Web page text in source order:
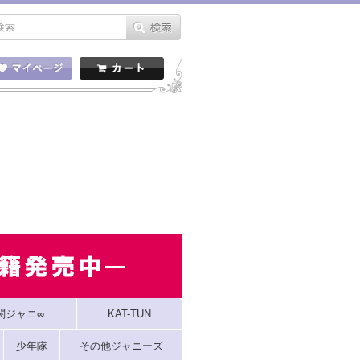
ジャニ∞ KAT-TUN
少年隊 その他ジャニーズ